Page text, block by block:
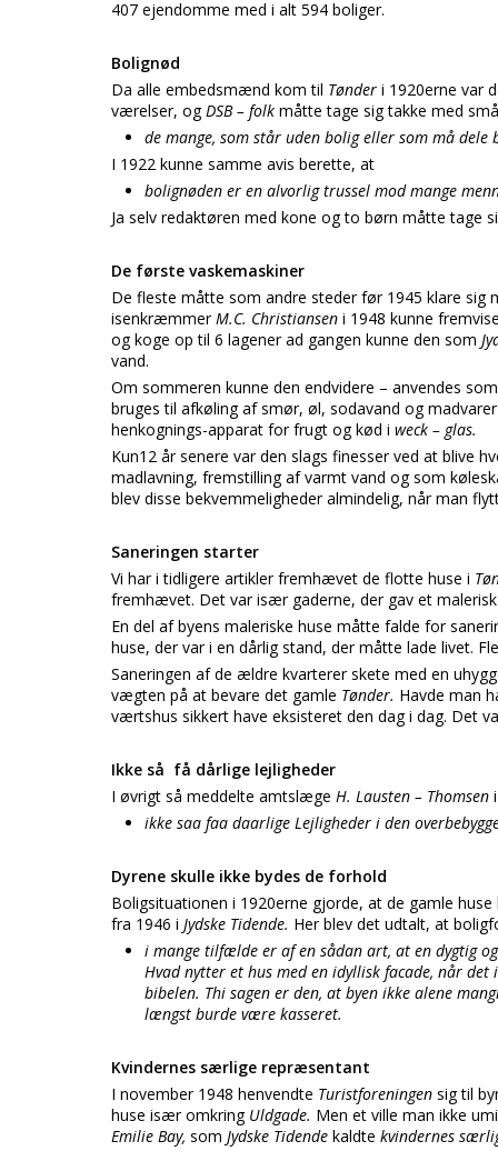
407 ejendomme med i alt 594 boliger.
Bolignød
Da alle embedsmænd kom til Tønder i 1920erne var
værelser, ogDSB – folk måtte tage sig takke med
de mange, som står uden bolig eller som må
I 1922 kunne samme avis berette, at
bolignøden er en alvorlig trussel mod mange
Ja selv redaktøren med kone og to børn måtte tage
De første vaskemaskiner
De fleste måtte som andre steder før 1945 klare
isenkræmmerM.C. Christiansen i 1948 kunne
og koge op til 6 lagener ad gangen kunne den som
vand.
Om sommeren kunne den endvidere – anvendes
bruges til afkøling af smør, øl, sodavand og
henkognings-apparat for frugt og kød i weck – glas.
Kun12 år senere var den slags finesser ved at blive
madlavning, fremstilling af varmt vand og som
blev disse bekvemmeligheder almindelig, når man
Saneringen starter
Vi har i tidligere artikler fremhævet de flotte huse i
fremhævet. Det var især gaderne, der gav et malerisk
En del af byens maleriske huse måtte falde for
huse, der var i en dårlig stand, der måtte lade livet.
Saneringen af de ældre kvarterer skete med en
vægten på at bevare det gamle Tønder. Havde man
værtshus sikkert have eksisteret den dag i dag. Det
Ikke så få dårlige lejligheder
I øvrigt så meddelte amtslæge H. Lausten – Thomsen
ikke saa faa daarlige Lejligheder i den
Dyrene skulle ikke bydes de forhold
Boligsituationen i 1920erne gjorde, at de gamle
fra 1946 i Jydske Tidende. Her blev det udtalt, at
i mange tilfælde er af en sådan art, at en dygtig
Hvad nytter et hus med en idyllisk facade, når
bibelen. Thi sagen er den, at byen ikke alene
længst burde være kasseret.
Kvindernes særlige repræsentant
I november 1948 henvendte Turistforeningen sig til
huse især omkring Uldgade. Men et ville man ikke
Emilie Bay, som Jydske Tidende kaldte kvindernes